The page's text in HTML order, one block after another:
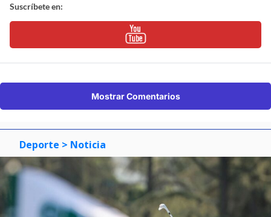
Suscríbete en:
Mostrar Comentarios
Deporte > Noticia